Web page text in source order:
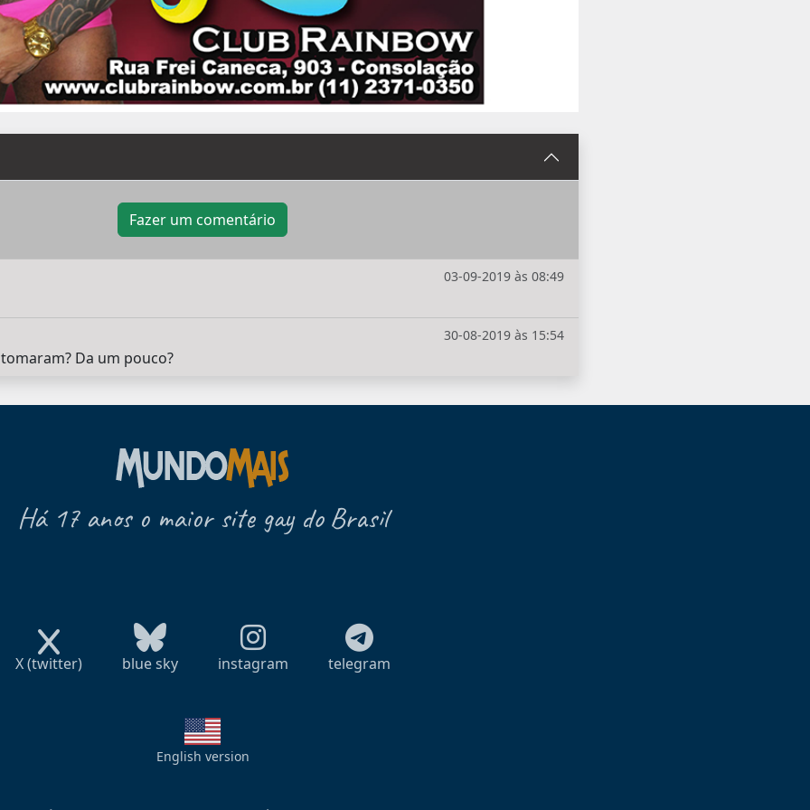
Fazer um comentário
03-09-2019 às 08:49
30-08-2019 às 15:54
Da um pouco?
Há 17 anos o maior site gay do Brasil
X (twitter) blue sky instagram telegram
English version